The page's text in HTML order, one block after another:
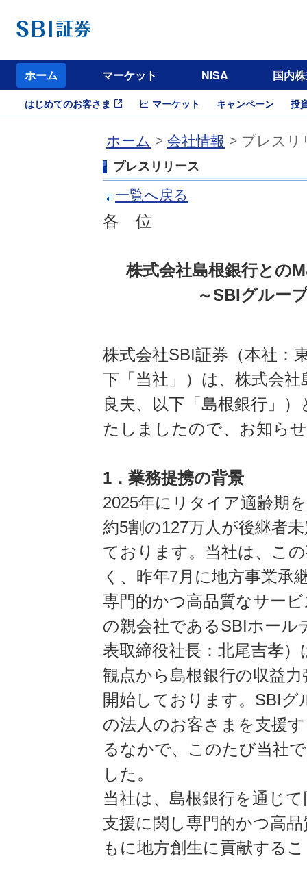
ホーム マーケット NISA 国内
はじめてのお客さま マーケット キャンペーン 投
ホーム > 会社情報 > プレスリ
プレスリリース
一覧へ戻る
各 位
株式会社島根銀行との
～SBIグルー
株式会社SBI証券（本社：
下「当社」）は、株式会
良夫、以下「島根銀行」
たしましたので、お知ら
1．業務提携の背景
2025年にリタイア適齢期
約5割の127万人が後継者
ております。当社は、こ
く、昨年7月に地方事業承
専門的かつ高品質なサー
の親会社であるSBIホール
表取締役社長：北尾吉孝
観点から島根銀行の収益
開始しております。SBIグ
の法人のお客さまを支援
るなかで、このたび当社
した。
当社は、島根銀行を通じ
支援に関し専門的かつ高
もに地方創生に貢献する